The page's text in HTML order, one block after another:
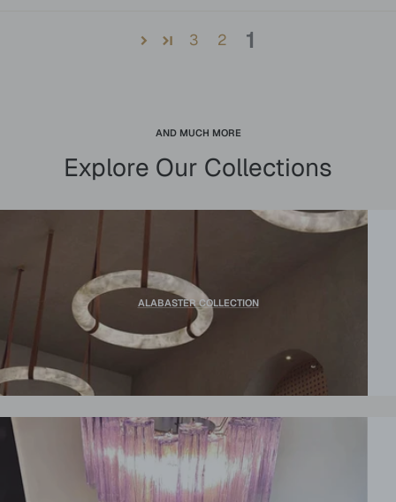
1
2
3
AND MUCH MORE
Explore Our Collections
ALABASTER COLLECTION